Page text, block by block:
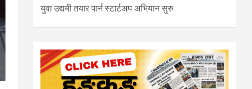
युवा उद्यमी तयार पार्न स्टार्टअप अभियान सुरु